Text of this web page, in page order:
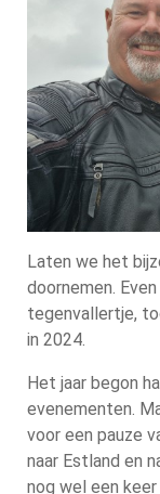
Laten we het
doornemen.
tegenvallertje,
in 2024.
Het jaar begon
evenementen.
voor een pauze
naar Estland en
nog wel een keer